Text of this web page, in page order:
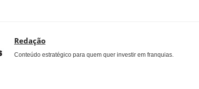
Redação
Conteúdo estratégico para quem quer investir em franquias.